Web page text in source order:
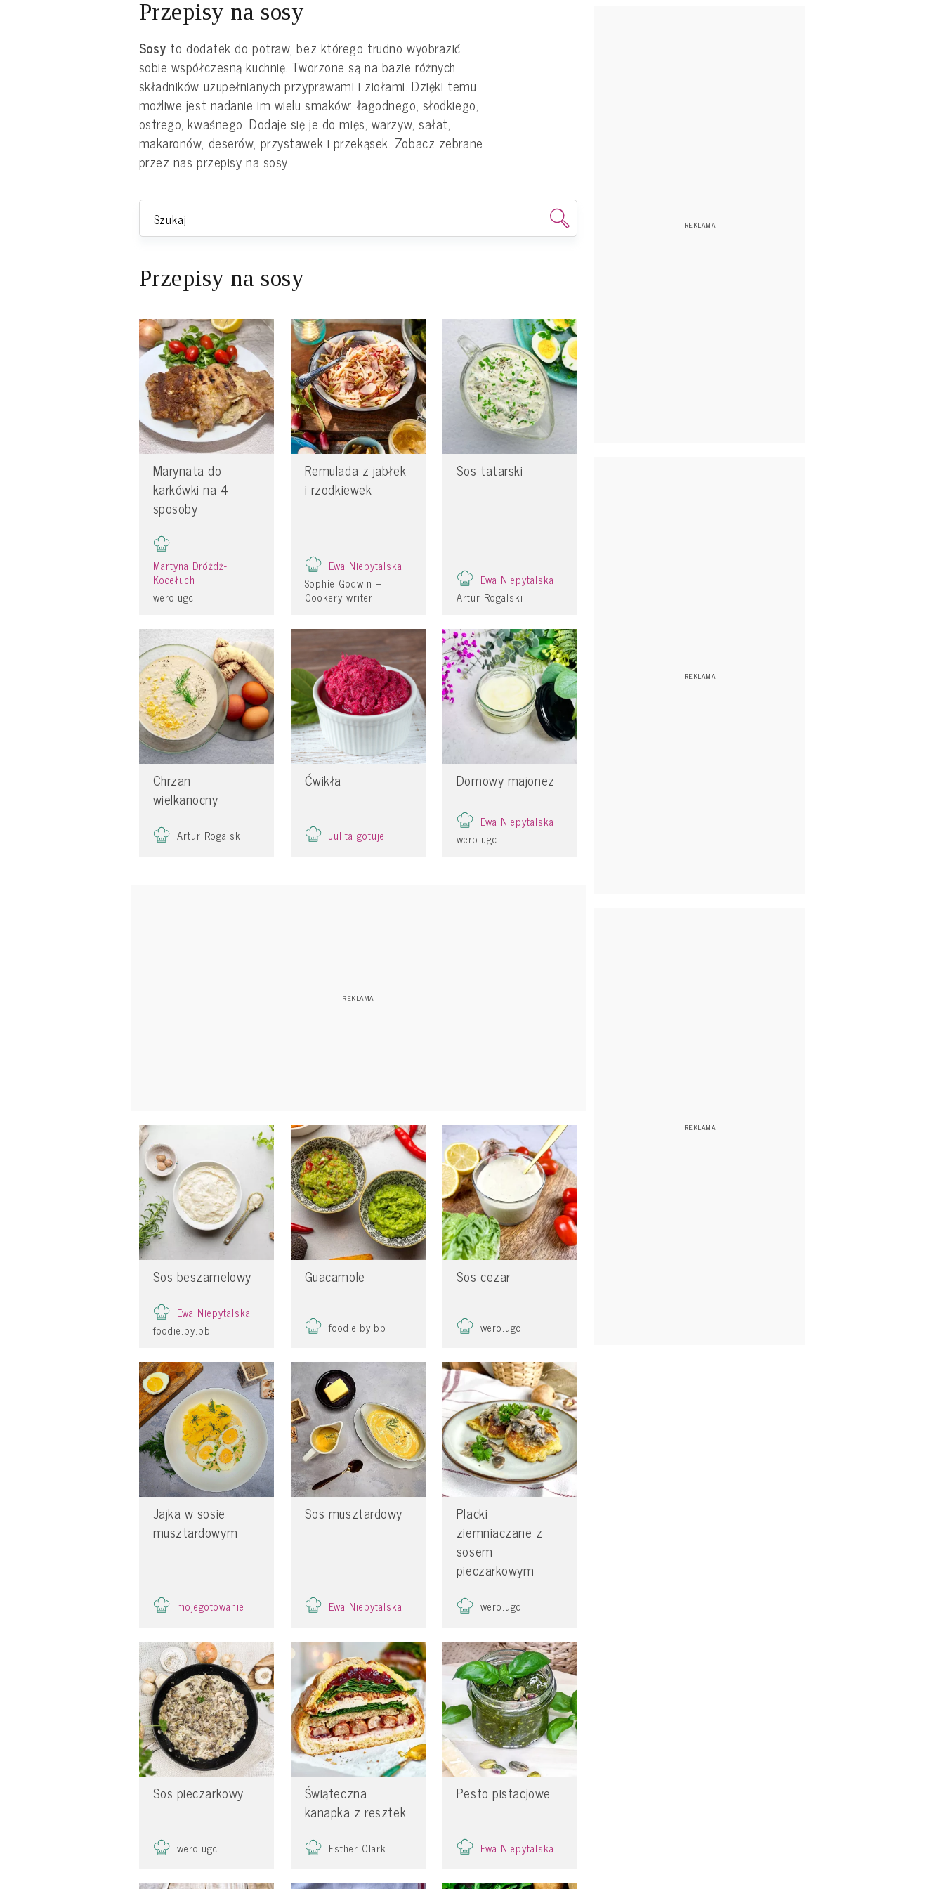
Przepisy na sosy
Sosy to dodatek do potraw, bez którego trudno wyobrazić
sobie współczesną kuchnię. Tworzone są na bazie różnych
składników uzupełnianych przyprawami i ziołami. Dzięki temu
możliwe jest nadanie im wielu smaków: łagodnego, słodkiego,
ostrego, kwaśnego. Dodaje się je do mięs, warzyw, sałat,
makaronów, deserów, przystawek i przekąsek. Zobacz zebrane
przez nas przepisy na sosy.
Przepisy na sosy
Marynata do
karkówki na 4
sposoby
Martyna Dróżdż-
Kocełuch
wero.ugc
Remulada z jabłek
i rzodkiewek
Ewa Niepytalska
Sophie Godwin –
Cookery writer
Sos tatarski
Ewa Niepytalska
Artur Rogalski
Chrzan
wielkanocny
Artur Rogalski
Ćwikła
Julita gotuje
Domowy majonez
Ewa Niepytalska
wero.ugc
Sos beszamelowy
Ewa Niepytalska
foodie.by.bb
Guacamole
foodie.by.bb
Sos cezar
wero.ugc
Jajka w sosie
musztardowym
mojegotowanie
Sos musztardowy
Ewa Niepytalska
Placki
ziemniaczane z
sosem
pieczarkowym
wero.ugc
Sos pieczarkowy
wero.ugc
Świąteczna
kanapka z resztek
Esther Clark
Pesto pistacjowe
Ewa Niepytalska